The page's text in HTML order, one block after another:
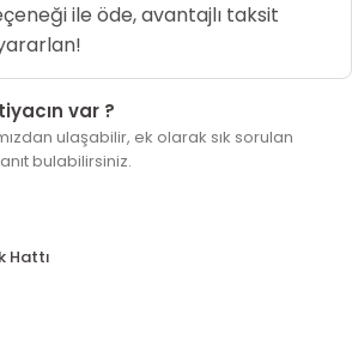
ile öde, avantajlı taksit
var ?
ulaşabilir, ek olarak sık sorulan
bulabilirsiniz.
Hattı